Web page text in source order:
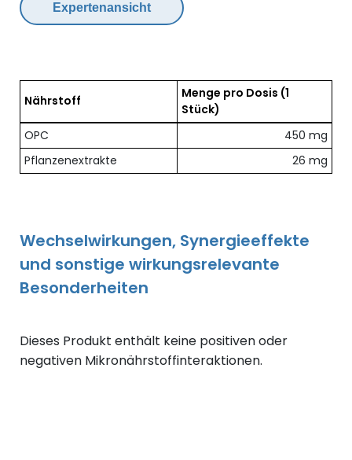
Expertenansicht
Übersicht der enthaltenen Nährstoffe pro Dosis
Nährstoff Menge pro Dosis (1
Stück)
OPC
450 mg
Pflanzenextrakte
26 mg
Wechselwirkungen, Synergieeffekte
und sonstige wirkungsrelevante
Besonderheiten
Dieses Produkt enthält keine positiven oder
negativen Mikronährstoffinteraktionen.